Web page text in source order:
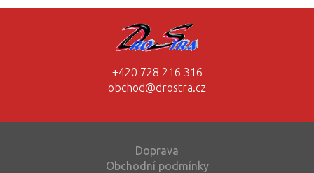
+420 728 216 316
obchod@drostra.cz
Doprava
Obchodní podmínky